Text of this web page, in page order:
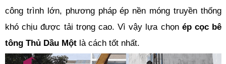
công trình lớn, phương pháp ép nền móng truyền thống
khó chịu được tải trọng cao. Vì vậy lựa chọn ép cọc bê
tông Thủ Dầu Một là cách tốt nhất.